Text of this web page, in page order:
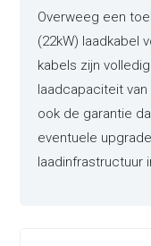
Overweeg een
(22kW) laadkabel
kabels zijn
laadcapaciteit
ook de garantie
eventuele
laadinfrastructuur